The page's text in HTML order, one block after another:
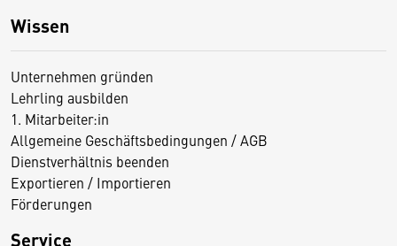
Wissen
Unternehmen gründen
Lehrling ausbilden
1. Mitarbeiter:in
Allgemeine Geschäftsbedingungen / AGB
Dienstverhältnis beenden
Exportieren / Importieren
Förderungen
Service